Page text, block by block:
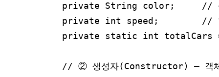
private String color;     //
private int speed;        //
private static int totalCars =
// ② 생성자(Constructor) – 객체